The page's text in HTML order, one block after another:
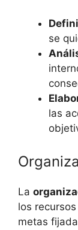
se
las
La
los
metas